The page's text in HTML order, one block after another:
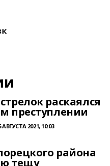
раскаялся
преступлении
АВГУСТА 2021, 10:03
района
тещу